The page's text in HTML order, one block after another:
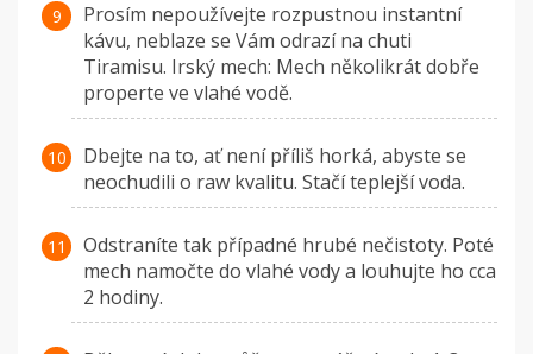
Prosím nepoužívejte rozpustnou instantní
kávu, neblaze se Vám odrazí na chuti
Tiramisu. Irský mech: Mech několikrát dobře
properte ve vlahé vodě.
Dbejte na to, ať není příliš horká, abyste se
neochudili o raw kvalitu. Stačí teplejší voda.
Odstraníte tak případné hrubé nečistoty. Poté
mech namočte do vlahé vody a louhujte ho cca
2 hodiny.